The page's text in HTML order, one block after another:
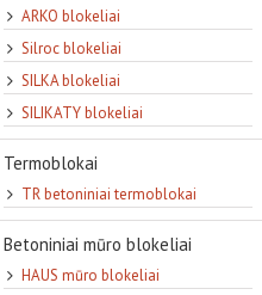
ARKO blokeliai
Silroc blokeliai
SILKA blokeliai
SILIKATY blokeliai
Termoblokai
TR betoniniai termoblokai
Betoniniai mūro blokeliai
HAUS mūro blokeliai